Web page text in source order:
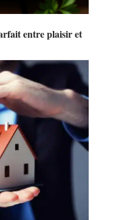
entre plaisir et